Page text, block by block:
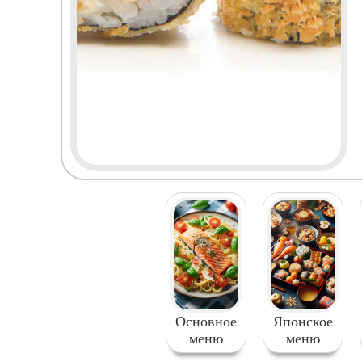
Основное
меню
Японское
меню